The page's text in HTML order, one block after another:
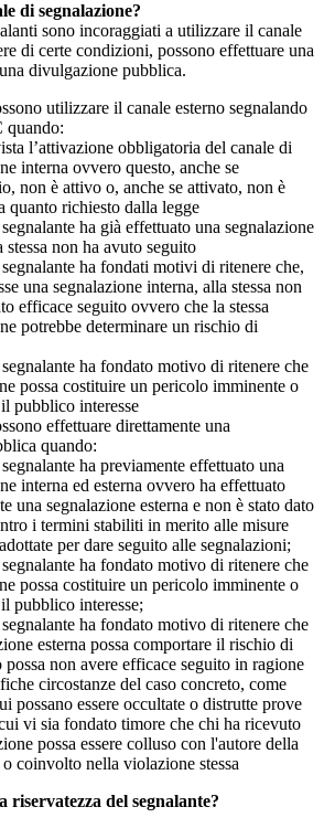
di segnalazione?
sono incoraggiati a utilizzare il canale
di certe condizioni, possono effettuare una
divulgazione pubblica.
utilizzare il canale esterno segnalando
l’attivazione obbligatoria del canale di
interna ovvero questo, anche se
non è attivo o, anche se attivato, non è
quanto richiesto dalla legge
ha già effettuato una segnalazione
stessa non ha avuto seguito
ha fondati motivi di ritenere che,
una segnalazione interna, alla stessa non
efficace seguito ovvero che la stessa
potrebbe determinare un rischio di
ha fondato motivo di ritenere che
possa costituire un pericolo imminente o
pubblico interesse
effettuare direttamente una
quando:
ha previamente effettuato una
interna ed esterna ovvero ha effettuato
una segnalazione esterna e non è stato dato
i termini stabiliti in merito alle misure
per dare seguito alle segnalazioni;
ha fondato motivo di ritenere che
possa costituire un pericolo imminente o
pubblico interesse;
ha fondato motivo di ritenere che
esterna possa comportare il rischio di
non avere efficace seguito in ragione
circostanze del caso concreto, come
possano essere occultate o distrutte prove
vi sia fondato timore che chi ha ricevuto
possa essere colluso con l'autore della
coinvolto nella violazione stessa
riservatezza del segnalante?